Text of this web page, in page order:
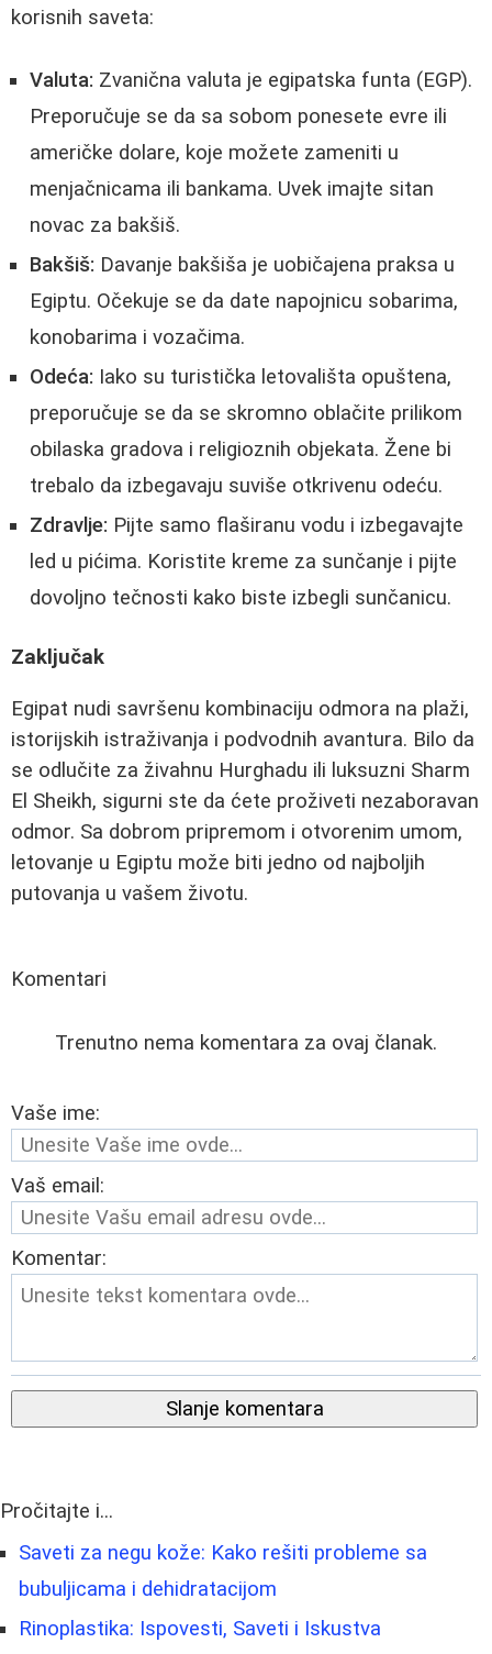
korisnih saveta:
Valuta: Zvanična valuta je egipatska funta (EGP).
Preporučuje se da sa sobom ponesete evre ili
američke dolare, koje možete zameniti u
menjačnicama ili bankama. Uvek imajte sitan
novac za bakšiš.
Bakšiš: Davanje bakšiša je uobičajena praksa u
Egiptu. Očekuje se da date napojnicu sobarima,
konobarima i vozačima.
Odeća: Iako su turistička letovališta opuštena,
preporučuje se da se skromno oblačite prilikom
obilaska gradova i religioznih objekata. Žene bi
trebalo da izbegavaju suviše otkrivenu odeću.
Zdravlje: Pijte samo flaširanu vodu i izbegavajte
led u pićima. Koristite kreme za sunčanje i pijte
dovoljno tečnosti kako biste izbegli sunčanicu.
Zaključak
Egipat nudi savršenu kombinaciju odmora na plaži,
istorijskih istraživanja i podvodnih avantura. Bilo da
se odlučite za živahnu Hurghadu ili luksuzni Sharm
El Sheikh, sigurni ste da ćete proživeti nezaboravan
odmor. Sa dobrom pripremom i otvorenim umom,
letovanje u Egiptu može biti jedno od najboljih
putovanja u vašem životu.
Komentari
Trenutno nema komentara za ovaj članak.
Vaše ime:
Vaš email:
Komentar:
Slanje komentara
Pročitajte i...
Saveti za negu kože: Kako rešiti probleme sa
bubuljicama i dehidratacijom
Rinoplastika: Ispovesti, Saveti i Iskustva